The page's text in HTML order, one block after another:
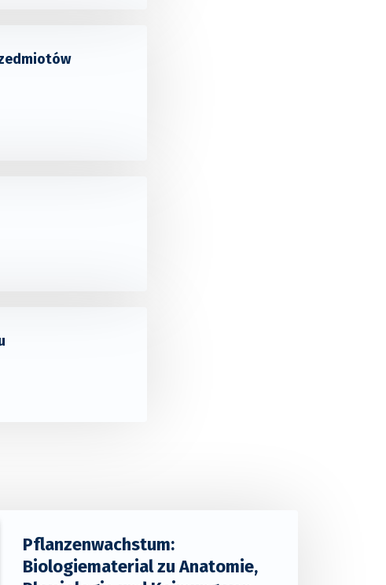
Pflanzenwachstum:
Biologiematerial zu Anatomie,